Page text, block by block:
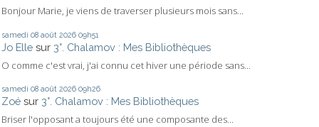
Bonjour Marie, je viens de traverser plusieurs mois sans...
samedi 08 août 2026 09h51
Jo Elle sur 3°. Chalamov : Mes Bibliothèques
O comme c'est vrai, j'ai connu cet hiver une période sans...
samedi 08 août 2026 09h26
Zoé sur 3°. Chalamov : Mes Bibliothèques
Briser l'opposant a toujours été une composante des...